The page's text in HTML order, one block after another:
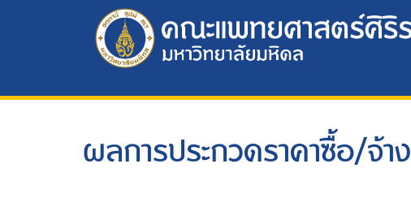
ผลการประกวดราคาซื้อ/จ้าง